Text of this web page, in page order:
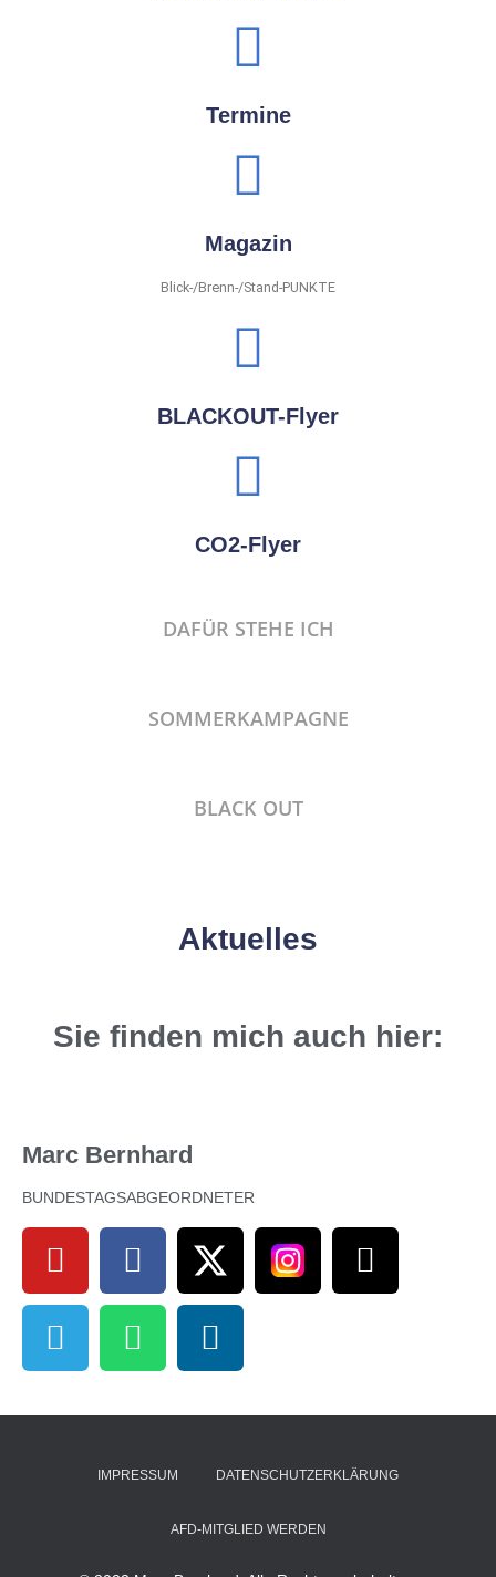
Termine
Magazin
Blick-/Brenn-/Stand-PUNKTE
BLACKOUT-Flyer
CO2-Flyer
DAFÜR STEHE ICH
SOMMERKAMPAGNE
BLACK OUT
Aktuelles
Sie finden mich auch hier:
Marc Bernhard
BUNDESTAGSABGEORDNETER
IMPRESSUM DATENSCHUTZERKLÄRUNG
AFD-MITGLIED WERDEN